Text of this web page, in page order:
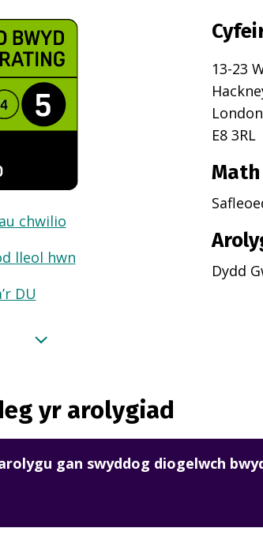
chwilio
lleol hwn
DU
13-23
London
E8 3RL
Dydd
yr arolygiad
gan swyddog diogelwch